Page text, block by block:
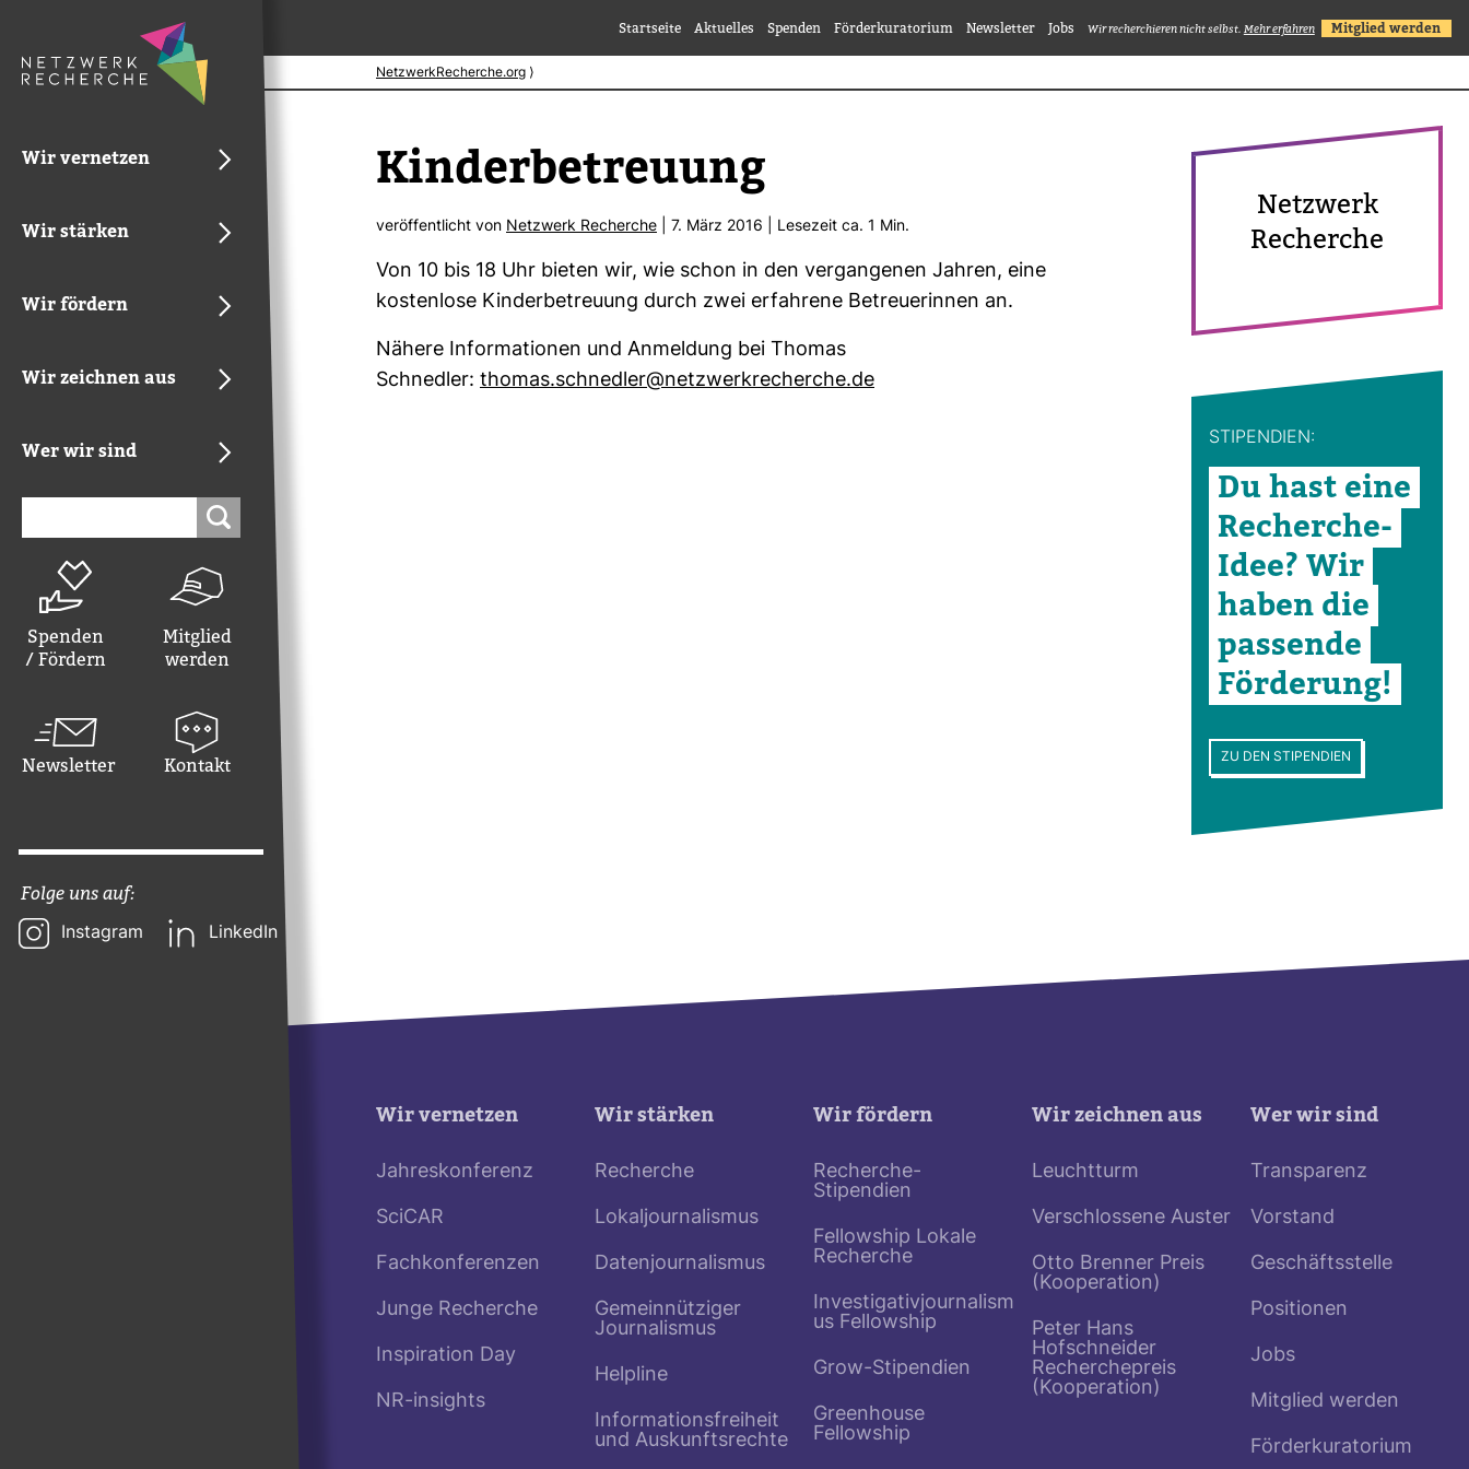
Wir vernetzen
Wir stärken
Wir fördern
Wir zeichnen aus
Wer wir sind
Spenden
/ Fördern
Mitglied
werden
Newsletter Kontakt
Folge uns auf:
Instagram LinkedIn
Startseite Aktuelles Spenden Förderkuratorium Newsletter Jobs Wir recherchieren nicht selbst. Mehr erfahren Mitglied werden
NetzwerkRecherche.org ⟩
Kin­der­be­treuung
ver­öf­fent­licht von Netz­werk Recherche | 7. März 2016 | Lese­zeit ca. 1 Min.
Von 10 bis 18 Uhr bieten wir, wie schon in den ver­gan­genen Jahren, eine
kos­ten­lose Kin­der­be­treuung durch zwei erfah­rene Betreue­rinnen an.
Nähere Infor­ma­tionen und Anmel­dung bei Thomas
Schnedler: thomas.schnedler@netz­werk­re­cherche.de
Netz­werk
Recherche
STI­PEN­DIEN:
Du hast eine
Recherche-​
Idee? Wir
haben die
pas­sende
För­de­rung!
ZU DEN STIPENDIEN
Wir vernetzen
Jahreskonferenz
SciCAR
Fachkonferenzen
Junge Recherche
Inspiration Day
NR-insights
Wir stärken
Recherche
Lokaljournalismus
Datenjournalismus
Gemeinnütziger
Journalismus
Helpline
Informationsfreiheit
und Auskunftsrechte
Wir fördern
Recherche-
Stipendien
Fellowship Lokale
Recherche
Investigativjournalism
us Fellowship
Grow-Stipendien
Greenhouse
Fellowship
Wir zeichnen aus
Leuchtturm
Verschlossene Auster
Otto Brenner Preis
(Kooperation)
Peter Hans
Hofschneider
Recherchepreis
(Kooperation)
Wer wir sind
Transparenz
Vorstand
Geschäftsstelle
Positionen
Jobs
Mitglied werden
Förderkuratorium